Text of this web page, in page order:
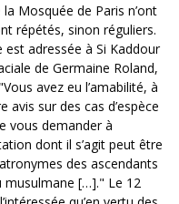
Mosquée de Paris n’ont
répétés, sinon réguliers.
adressée à Si Kaddour
de Germaine Roland,
avez eu l’amabilité, à
sur des cas d’espèce
vous demander à
dont il s’agit peut être
des ascendants
musulmane […]." Le 12